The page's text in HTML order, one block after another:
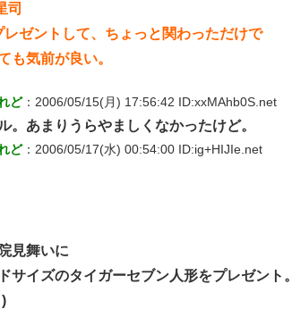
司
ゼントして、ちょっと関わっただけで
も気前が良い。
ど：2006/05/15(月) 17:56:42 ID:xxMAhb0S.net
。あまりうらやましくなかったけど。
ど：2006/05/17(水) 00:54:00 ID:ig+HIJIe.net
見舞いに
サイズのタイガーセブン人形をプレゼント。